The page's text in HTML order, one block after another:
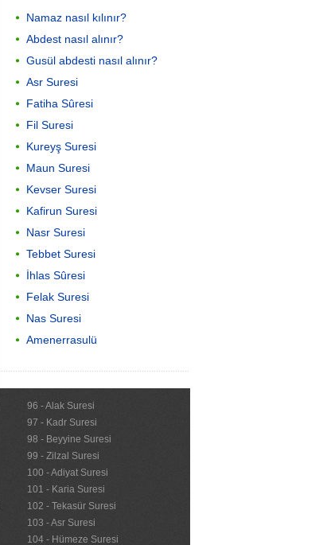
Namaz nasıl kılınır?
Abdest nasıl alınır?
Gusül abdesti nasıl alınır?
Asr Suresi
Fatiha Sûresi
Fil Suresi
Kureyş Suresi
Maun Suresi
Kevser Suresi
Kafirun Suresi
Nasr Suresi
Tebbet Suresi
İhlas Sûresi
Felak Suresi
Nas Suresi
Amenerrasulü
96 - Alak Suresi
97 - Kadr Suresi
98 - Beyyine Suresi
99 - Zilzal Suresi
100 - Adiyat Suresi
101 - Karia Suresi
102 - Tekasür Suresi
103 - Asr Suresi
104 - Hümeze Suresi